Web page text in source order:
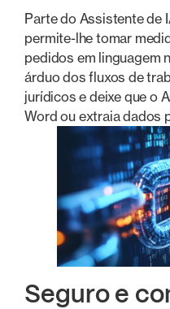
Parte do Assistente de
permite-lhe tomar
pedidos em linguagem
árduo dos fluxos de
jurídicos e deixe que o
Word ou extraia dados
Seguro e